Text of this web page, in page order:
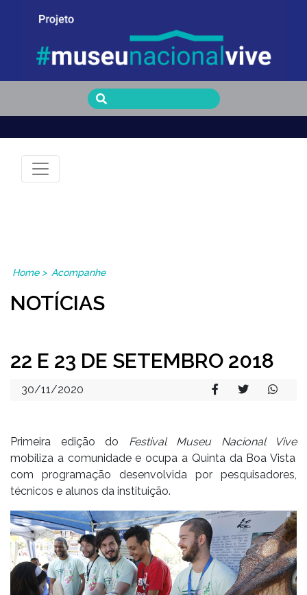
Museu Nacional Vive
Home> Acompanhe
NOTÍCIAS
22 E 23 DE SETEMBRO 2018
30/11/2020
Primeira edição do Festival Museu Nacional Vive
mobiliza a comunidade e ocupa a Quinta da Boa Vista
com programação desenvolvida por pesquisadores,
técnicos e alunos da instituição.